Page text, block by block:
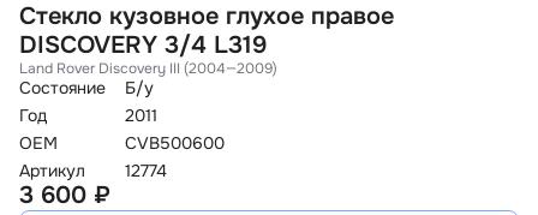
Стекло кузовное глухое правое
DISCOVERY 3/4 L319
Land Rover Discovery III (2004—2009)
Состояние
Б/у
Год
2011
OEM
CVB500600
Артикул
12774
3 600 ₽